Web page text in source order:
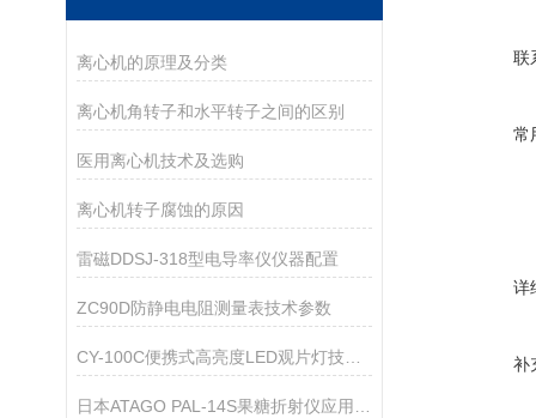
离心机的原理及分类
离心机角转子和水平转子之间的区别
医用离心机技术及选购
离心机转子腐蚀的原因
雷磁DDSJ-318型电导率仪仪器配置
ZC90D防静电电阻测量表技术参数
CY-100C便携式高亮度LED观片灯技术资料
联
常
详
补